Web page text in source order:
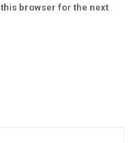
browser for the next